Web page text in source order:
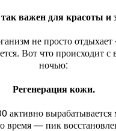
важен для красоты и
не просто
Вот что происходит
ночью:
Регенерация кожи.
активно вырабатывается
время — пик